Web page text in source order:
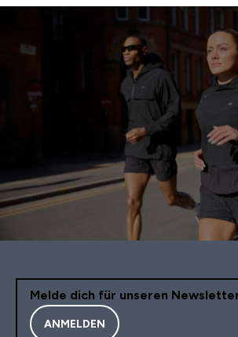
Melde dich für unseren
ANMELDEN